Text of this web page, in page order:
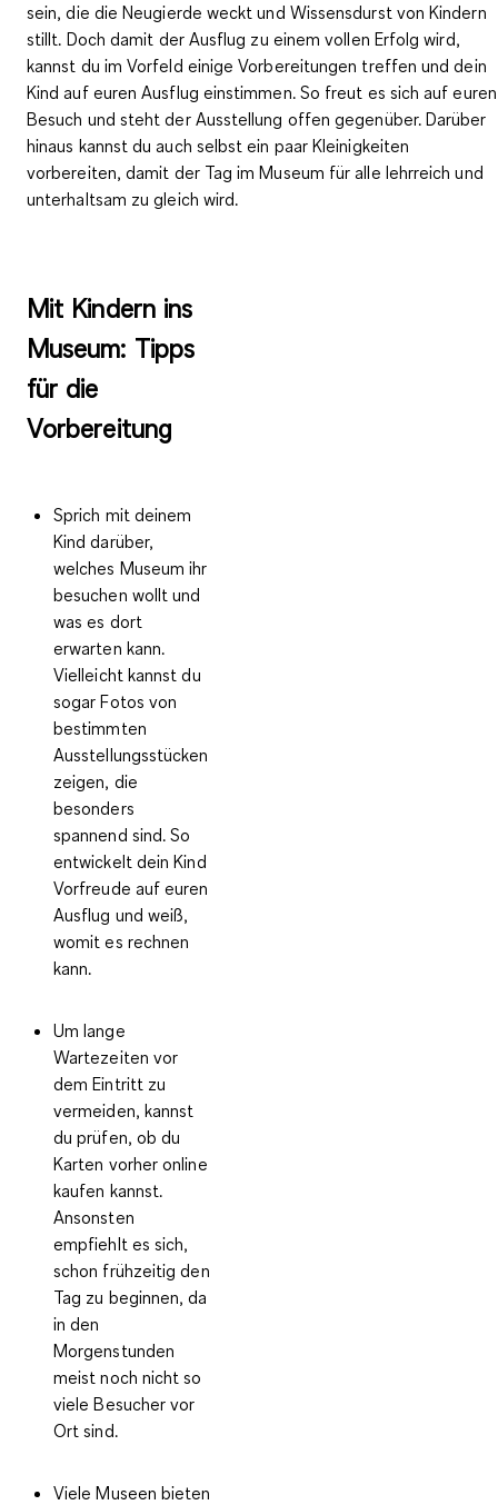
sein, die die Neugierde weckt und Wissensdurst von Kindern
stillt. Doch damit der Ausflug zu einem vollen Erfolg wird,
kannst du im Vorfeld einige Vorbereitungen treffen und dein
Kind auf euren Ausflug einstimmen. So freut es sich auf euren
Besuch und steht der Ausstellung offen gegenüber. Darüber
hinaus kannst du auch selbst ein paar Kleinigkeiten
vorbereiten, damit der Tag im Museum für alle lehrreich und
unterhaltsam zu gleich wird.
Mit Kindern ins
Museum: Tipps
für die
Vorbereitung
Sprich mit deinem
Kind darüber,
welches Museum ihr
besuchen wollt und
was es dort
erwarten kann.
Vielleicht kannst du
sogar Fotos von
bestimmten
Ausstellungsstücken
zeigen, die
besonders
spannend sind. So
entwickelt dein Kind
Vorfreude auf euren
Ausflug und weiß,
womit es rechnen
kann.
Um lange
Wartezeiten vor
dem Eintritt zu
vermeiden, kannst
du prüfen, ob du
Karten vorher online
kaufen kannst.
Ansonsten
empfiehlt es sich,
schon frühzeitig den
Tag zu beginnen, da
in den
Morgenstunden
meist noch nicht so
viele Besucher vor
Ort sind.
Viele Museen bieten